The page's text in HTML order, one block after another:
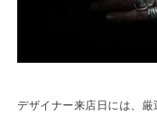
デザイナー来店日には、